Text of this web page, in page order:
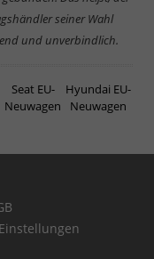
seiner Wahl
und unverbindlich.
Seat EU-
Neuwagen
Hyundai EU-
Neuwagen